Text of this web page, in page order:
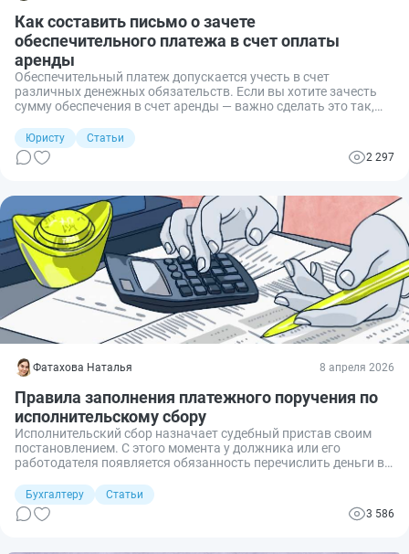
Как составить письмо о зачете
обеспечительного платежа в счет оплаты
аренды
Обеспечительный платеж допускается учесть в счет
различных денежных обязательств. Если вы хотите зачесть
сумму обеспечения в счет аренды — важно сделать это так,
Разберем, как составить письмо о зачете обеспечительного
платежа, когда его достаточно, а когда нужно соглашение.
Юристу
Статьи
2 297
Фатахова Наталья 8 апреля 2026
Правила заполнения платежного поручения по
исполнительскому сбору
Исполнительский сбор назначает судебный пристав своим
постановлением. С этого момента у должника или его
работодателя появляется обязанность перечислить деньги в
реквизиты в платежке отличаются от привычных
«налоговых». Разбираемся, как физлицу оплатить
исполнительский сбор самостоятельно и как бухгалтеру
Бухгалтеру
Статьи
3 586